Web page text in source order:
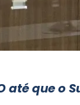
até que o